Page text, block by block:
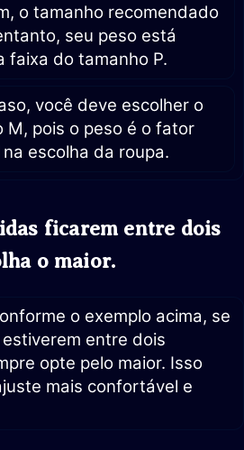
o tamanho recomendado
seu peso está
faixa do tamanho P.
você deve escolher o
M, pois o peso é o fator
escolha da roupa.
ficarem entre dois
o maior.
o exemplo acima, se
entre dois
opte pelo maior. Isso
mais confortável e